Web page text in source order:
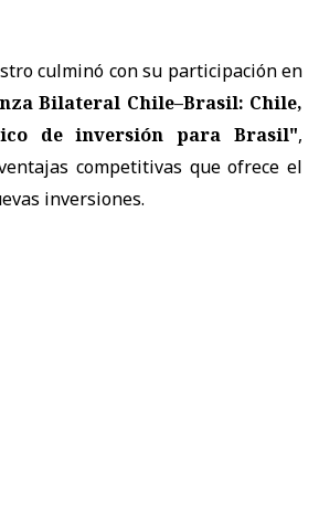
culminó con su participación en
Bilateral Chile–Brasil: Chile,
de inversión para Brasil",
competitivas que ofrece el
inversiones.